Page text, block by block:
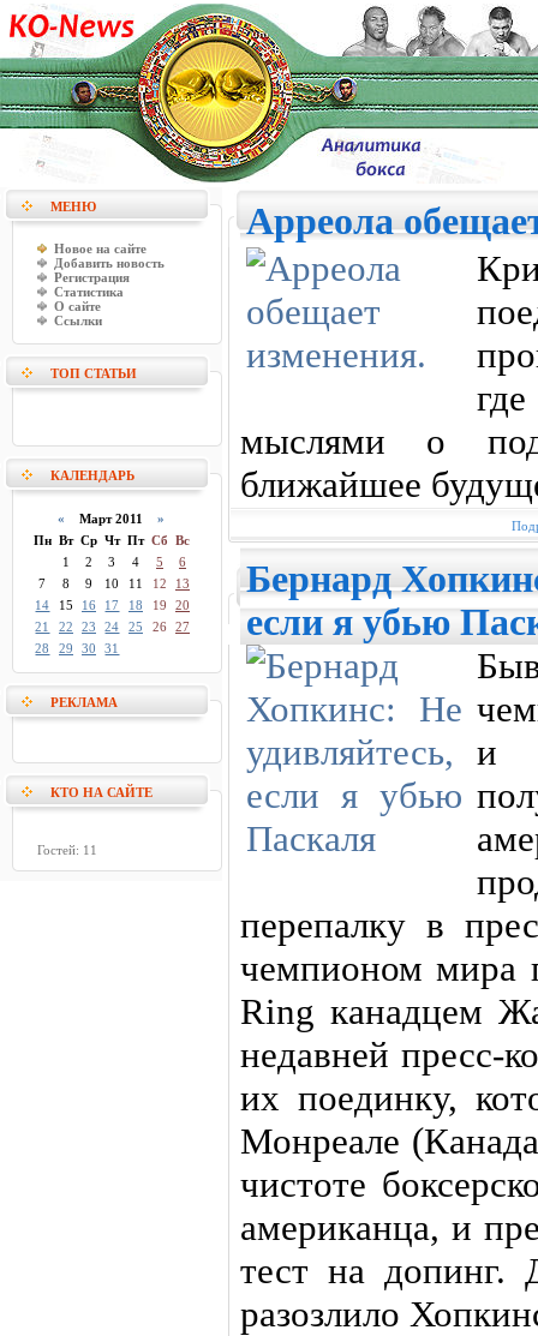
МЕНЮ
Новое на сайте
Добавить новость
Регистрация
Статистика
О сайте
Ссылки
ТОП СТАТЬИ
КАЛЕНДАРЬ
« Март 2011»
Пн Вт Ср Чт Пт Сб Вс
1
2 3 4 5
6
7
8 9 10 11 12
13
14
15 16 17 18 19
20
21
22 23 24 25 26 27
28
29 30 31
РЕКЛАМА
КТО НА САЙТЕ
Гостей: 11
Арреола
мыслями о
ближайшее
Бернард
если я убью
и
перепалку в
чемпионом мира
Ring канадцем
недавней пресс-
их поединку,
Монреале
чистоте
американца, и
тест на допинг.
разозлило